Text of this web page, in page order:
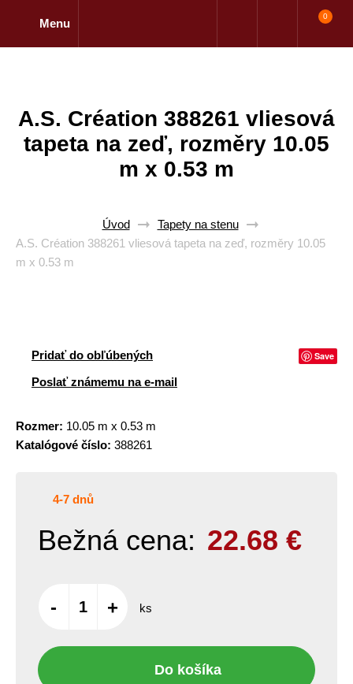
Menu
0
A.S. Création 388261 vliesová
tapeta na zeď, rozměry 10.05
m x 0.53 m
Úvod
Tapety na stenu
A.S. Création 388261 vliesová tapeta na zeď, rozměry 10.05
m x 0.53 m
Pridať do obľúbených Save
Poslať známemu na e-mail
Rozmer: 10.05 m x 0.53 m
Katalógové číslo: 388261
4-7 dnů
Bežná cena: 22.68 €
- + ks
Do košíka